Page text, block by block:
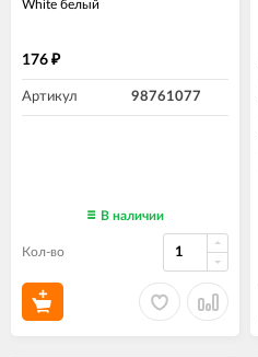
White белый
176 ₽
Артикул 98761077
В наличии
Кол-во